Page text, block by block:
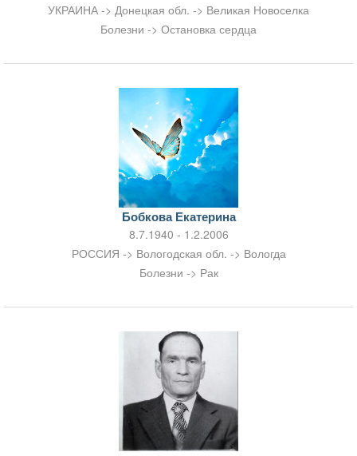
УКРАИНА -> Донецкая обл. -> Великая Новоселка
Болезни -> Остановка сердца
Бобкова Екатерина
8.7.1940 - 1.2.2006
РОССИЯ -> Вологодская обл. -> Вологда
Болезни -> Рак